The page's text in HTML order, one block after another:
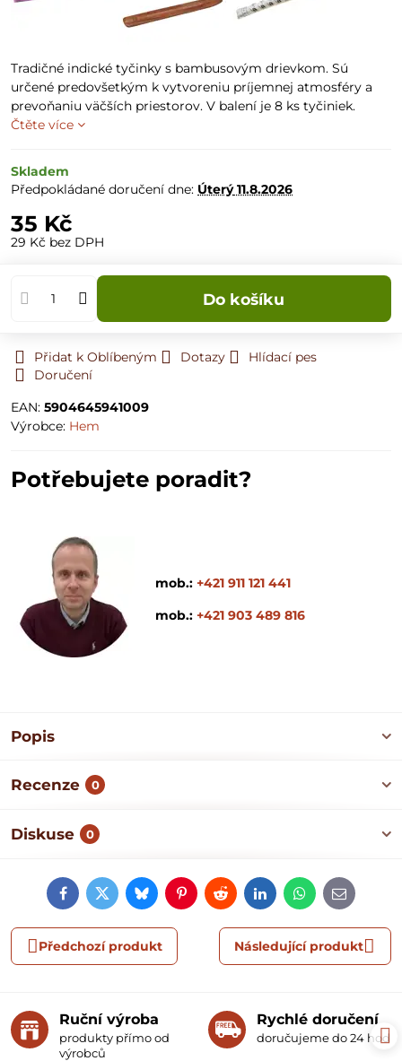
Tradičné indické tyčinky s bambusovým drievkom. Sú
určené predovšetkým k vytvoreniu príjemnej atmosféry a
prevoňaniu väčších priestorov. V balení je 8 ks tyčiniek.
Čtěte více
Skladem
Předpokládané doručení dne: Úterý11.8.2026
35 Kč
29 Kč bez DPH
Do košíku
Přidat k Oblíbeným Dotazy
Hlídací pes
Doručení
EAN: 5904645941009
Výrobce: Hem
Potřebujete poradit?
mob.: +421 911 121 441
mob.: +421 903 489 816
Popis
Recenze 0
Diskuse 0
FacebookTwitterBlueskyPinterestRedditLinkedInWhatsApp
E-
mail
Předchozí produkt Následující produkt
Ruční výroba
produkty přímo od
výrobců
Rychlé doručení
doručujeme do 24 hodin